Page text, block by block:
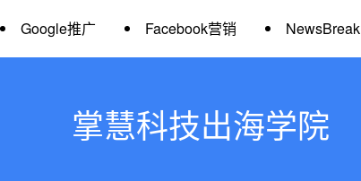
Google推广 Facebook营销 NewsBreak
掌慧科技出海学院